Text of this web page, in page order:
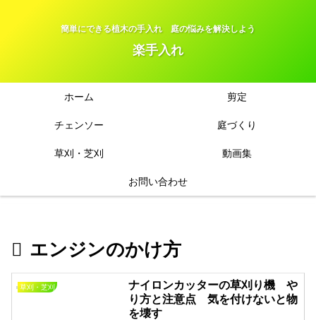
簡単にできる植木の手入れ 庭の悩みを解決しよう
楽手入れ
ホーム 剪定
チェンソー 庭づくり
草刈・芝刈 動画集
お問い合わせ
エンジンのかけ方
草刈・芝刈
ナイロンカッターの草刈り機 や
り方と注意点 気を付けないと物
を壊す